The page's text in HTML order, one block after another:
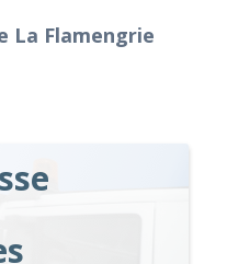
La Flamengrie